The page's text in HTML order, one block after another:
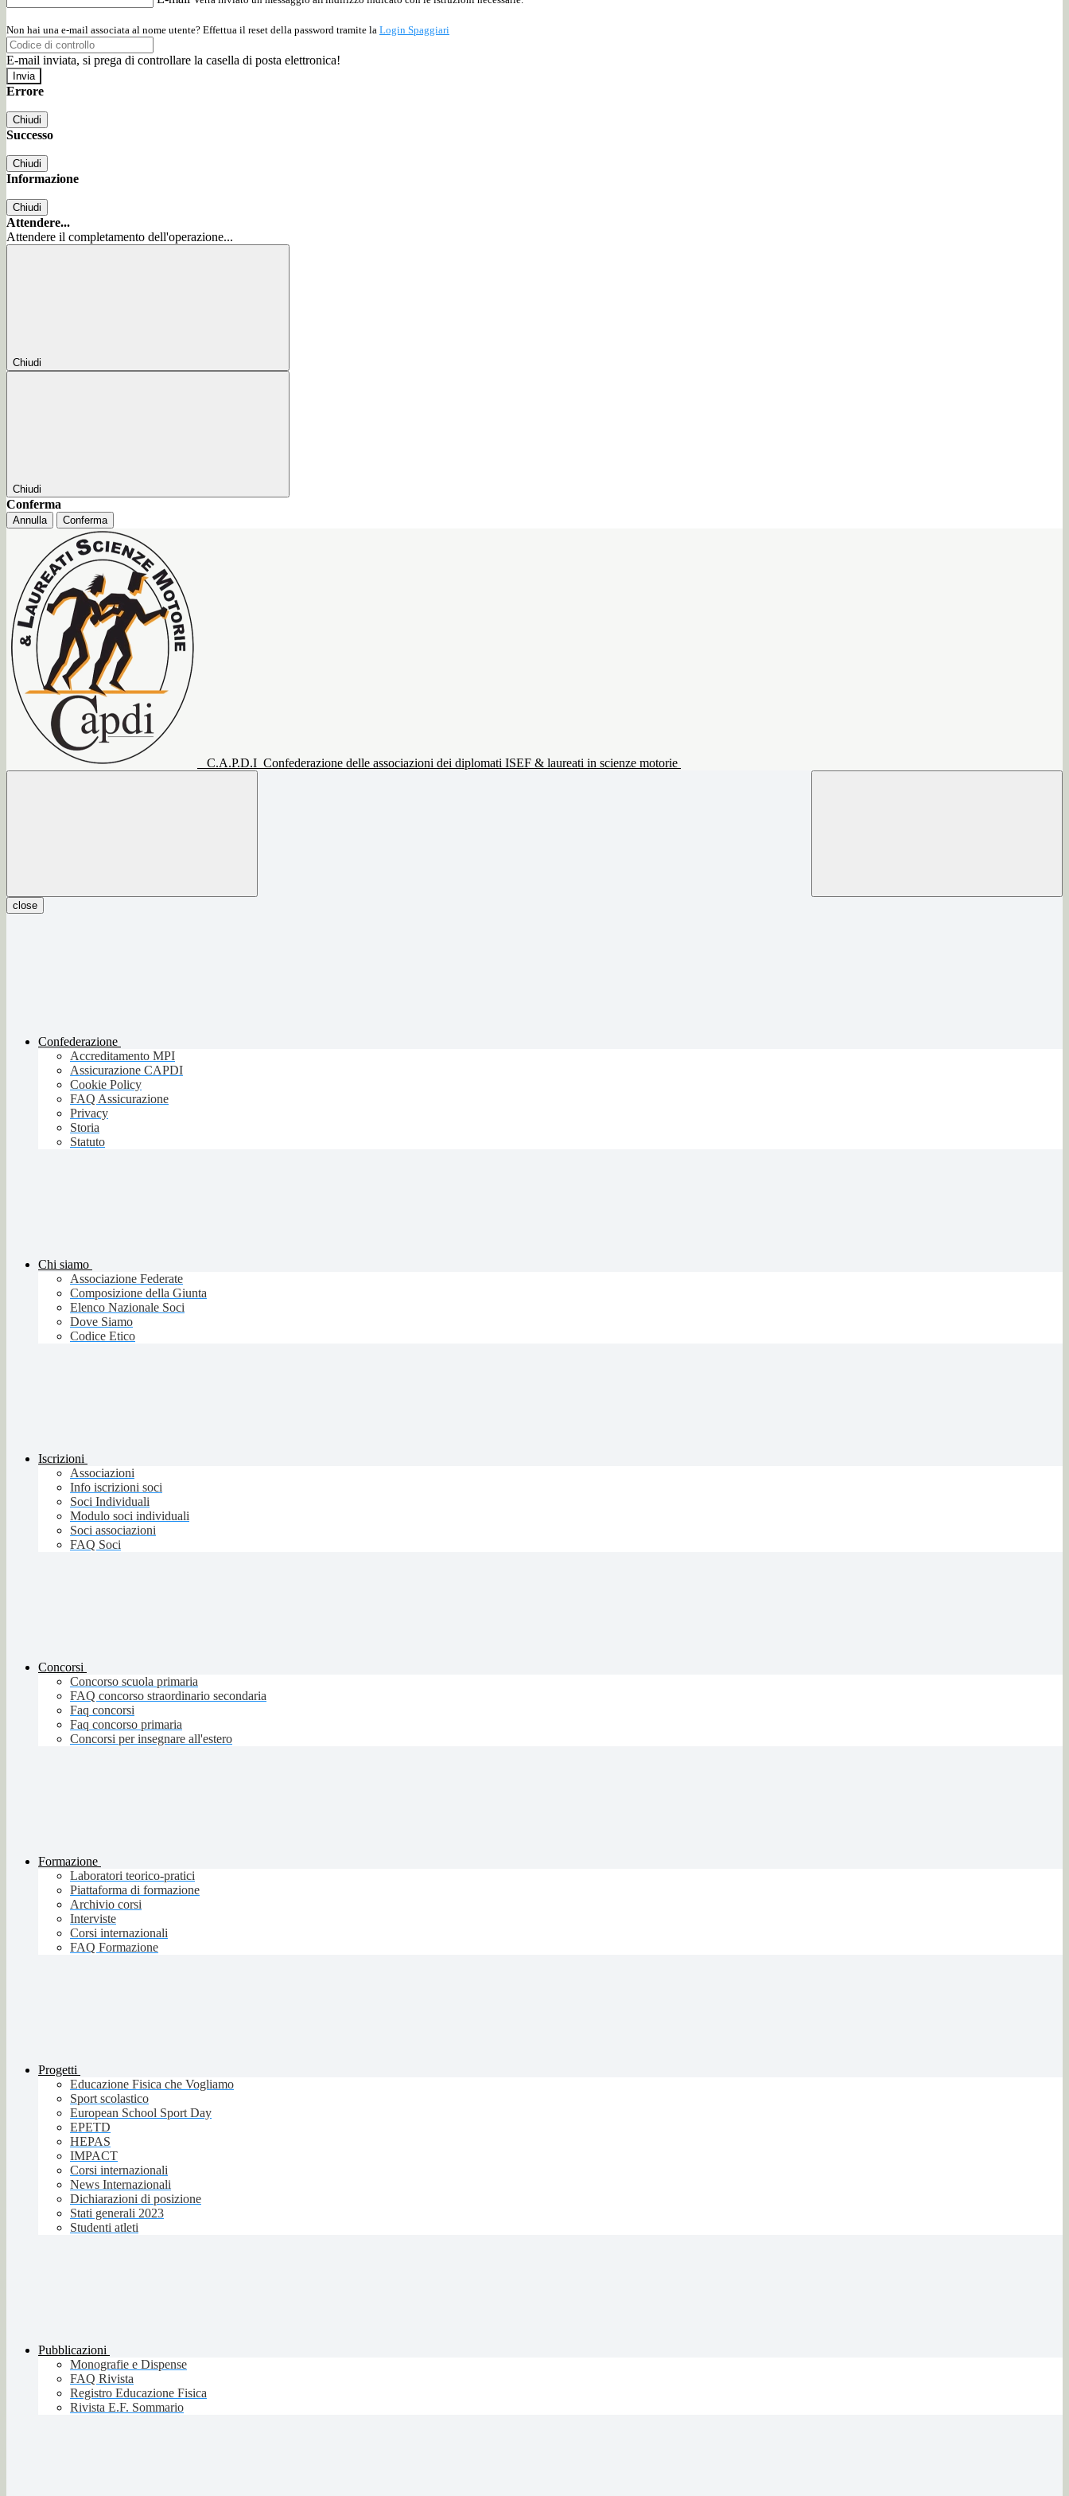
Non hai una e-mail associata al nome utente? Effettua il reset della password tramite la Login Spaggiari
E-mail inviata, si prega di controllare la casella di posta elettronica!
Errore
Chiudi
Successo
Chiudi
Informazione
Chiudi
Attendere...
Attendere il completamento dell'operazione...
Chiudi
Chiudi
Conferma
Annulla Conferma
C.A.P.D.I Confederazione delle associazioni dei diplomati ISEF & laureati in scienze motorie
close
Confederazione
Accreditamento MPI
Assicurazione CAPDI
Cookie Policy
FAQ Assicurazione
Privacy
Storia
Statuto
Chi siamo
Associazione Federate
Composizione della Giunta
Elenco Nazionale Soci
Dove Siamo
Codice Etico
Iscrizioni
Associazioni
Info iscrizioni soci
Soci Individuali
Modulo soci individuali
Soci associazioni
FAQ Soci
Concorsi
Concorso scuola primaria
FAQ concorso straordinario secondaria
Faq concorsi
Faq concorso primaria
Concorsi per insegnare all'estero
Formazione
Laboratori teorico-pratici
Piattaforma di formazione
Archivio corsi
Interviste
Corsi internazionali
FAQ Formazione
Progetti
Educazione Fisica che Vogliamo
Sport scolastico
European School Sport Day
EPETD
HEPAS
IMPACT
Corsi internazionali
News Internazionali
Dichiarazioni di posizione
Stati generali 2023
Studenti atleti
Pubblicazioni
Monografie e Dispense
FAQ Rivista
Registro Educazione Fisica
Rivista E.F. Sommario